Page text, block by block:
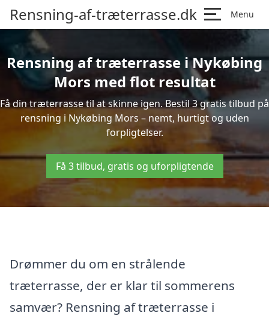
Rensning-af-træterrasse.dk Menu
Rensning af træterrasse i Nykøbing
Mors med flot resultat
Få din træterrasse til at skinne igen. Bestil 3 gratis tilbud på
rensning i Nykøbing Mors – nemt, hurtigt og uden
forpligtelser.
Få 3 tilbud, gratis og uforpligtende
Drømmer du om en strålende
træterrasse, der er klar til sommerens
samvær? Rensning af træterrasse i